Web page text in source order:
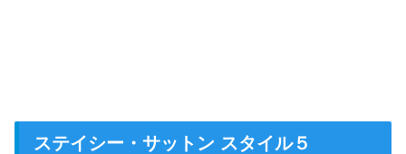
ステイシー・サットン スタイル５